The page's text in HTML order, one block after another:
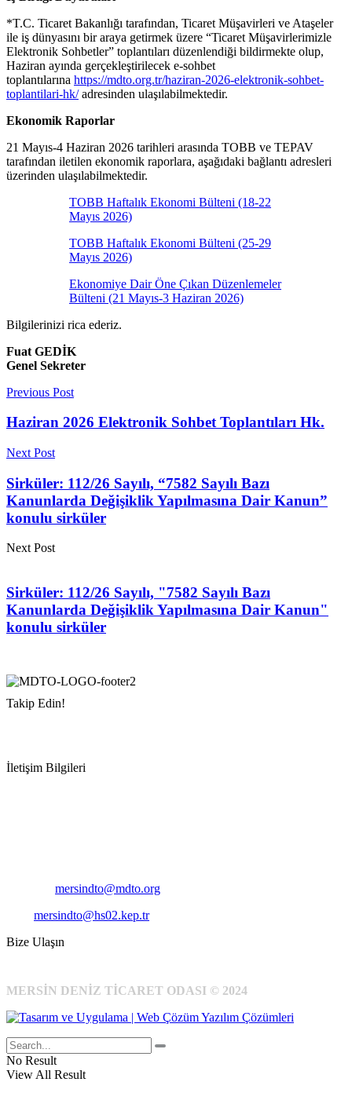
*T.C. Ticaret Bakanlığı tarafından, Ticaret Müşavirleri ve Ataşeler
ile iş dünyasını bir araya getirmek üzere “Ticaret Müşavirlerimizle
Elektronik Sohbetler” toplantıları düzenlendiği bildirmekte olup,
Haziran ayında gerçekleştirilecek e-sohbet
toplantılarına https://mdto.org.tr/haziran-2026-elektronik-sohbet-
toplantilari-hk/adresinden ulaşılabilmektedir.
Ekonomik Raporlar
21 Mayıs-4 Haziran 2026 tarihleri arasında TOBB ve TEPAV
tarafından iletilen ekonomik raporlara, aşağıdaki bağlantı adresleri
üzerinden ulaşılabilmektedir.
TOBB Haftalık Ekonomi Bülteni (18-22
Mayıs 2026)
TOBB Haftalık Ekonomi Bülteni (25-29
Mayıs 2026)
Ekonomiye Dair Öne Çıkan Düzenlemeler
Bülteni (21 Mayıs-3 Haziran 2026)
Bilgilerinizi rica ederiz.
Fuat GEDİK
Genel Sekreter
Previous Post
Haziran 2026 Elektronik Sohbet Toplantıları Hk.
Next Post
Sirküler: 112/26 Sayılı, “7582 Sayılı Bazı
Kanunlarda Değişiklik Yapılmasına Dair Kanun”
konulu sirküler
Next Post
Sirküler: 112/26 Sayılı, "7582 Sayılı Bazı
Kanunlarda Değişiklik Yapılmasına Dair Kanun"
konulu sirküler
Takip Edin!
İletişim Bilgileri
mersindto@mdto.org
mersindto@hs02.kep.tr
Bize Ulaşın
MERSİN DENİZ TİCARET ODASI © 2024
No Result
View All Result